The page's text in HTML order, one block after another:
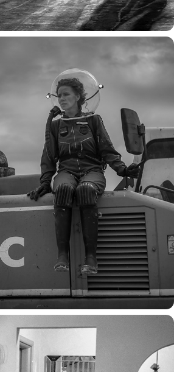
"space oddity"